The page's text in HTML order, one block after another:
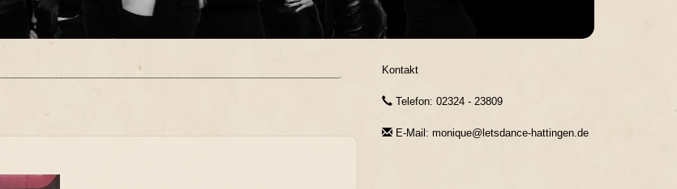
Kontakt
Telefon: 02324 - 23809
E-Mail: monique@letsdance-hattingen.de